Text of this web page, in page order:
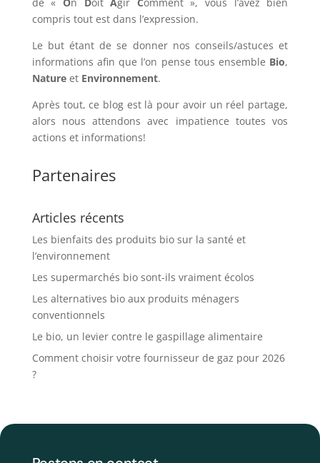
compris tout est dans l’expression.
Le but étant de se donner nos conseils/astuces et
informations afin que l’on pense tous ensemble Bio,
Natureet Environnement.
Après tout, ce blog est là pour avoir un réel partage,
alors nous attendons avec impatience toutes vos
actions et informations!
Partenaires
Articles récents
Les bienfaits des produits bio sur la santé et
l’environnement
Les supermarchés bio sont-ils vraiment écolos
Les alternatives bio aux produits ménagers
conventionnels
Le bio, un levier contre le gaspillage alimentaire
Comment choisir votre fournisseur de gaz pour 2026
?